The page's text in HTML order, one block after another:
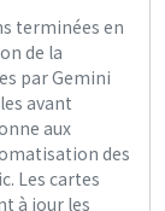
terminées en
de la
par Gemini
avant
aux
des
Les cartes
à jour les